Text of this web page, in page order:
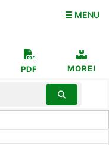
☰ MENU
PDF MORE!